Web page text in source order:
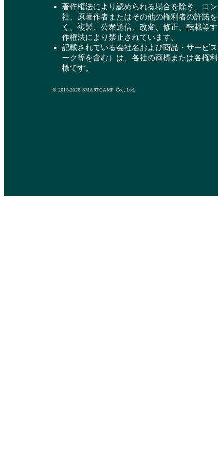
著作権法により認められる場合を除き、コ
社、原著作者またはその他の権利者の許諾
く、複製、公衆送信、改変、修正、転載等
作権法により禁止されています。
記載されている会社名および商品・サービ
ーク等を含む）は、各社の商標または各権
標です。
© 2015-2026 SMARTCAMP Co., Ltd.